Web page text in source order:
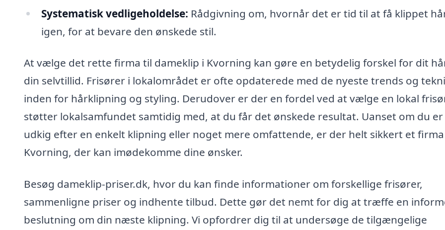
Systematisk vedligeholdelse: Rådgivning om, hvornår det er tid til at få klippet
igen, for at bevare den ønskede stil.
At vælge det rette firma til dameklip i Kvorning kan gøre en betydelig forskel for dit
din selvtillid. Frisører i lokalområdet er ofte opdaterede med de nyeste trends og
inden for hårklipning og styling. Derudover er der en fordel ved at vælge en lokal
støtter lokalsamfundet samtidig med, at du får det ønskede resultat. Uanset om du er
udkig efter en enkelt klipning eller noget mere omfattende, er der helt sikkert et
Kvorning, der kan imødekomme dine ønsker.
Besøg dameklip-priser.dk, hvor du kan finde informationer om forskellige frisører,
sammenligne priser og indhente tilbud. Dette gør det nemt for dig at træffe en
beslutning om din næste klipning. Vi opfordrer dig til at undersøge de tilgængelige